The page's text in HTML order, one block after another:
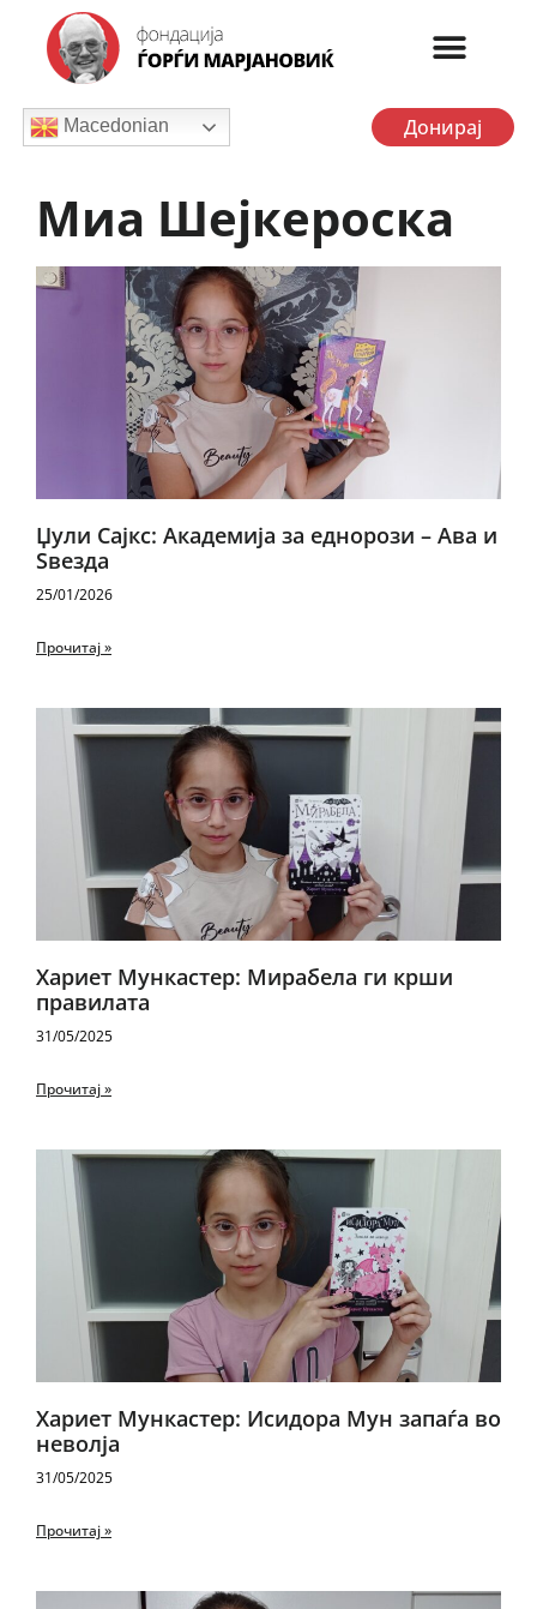
Macedonian Донирај
Миа Шејкероска
Џули Сајкс: Академија за еднорози – Ава и
Ѕвезда
25/01/2026
Прочитај »
Хариет Мункастер: Мирабела ги крши
правилата
31/05/2025
Прочитај »
Хариет Мункастер: Исидора Мун запаѓа во
неволја
31/05/2025
Прочитај »